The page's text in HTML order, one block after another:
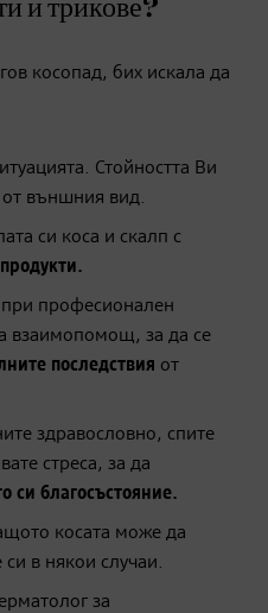
и трикове?
косопад, бих искала да
Стойността Ви
от външния вид.
си коса и скалп с
професионален
взаимопомощ, за да се
последствия от
здравословно, спите
стреса, за да
си благосъстояние.
косата може да
в някои случаи.
за